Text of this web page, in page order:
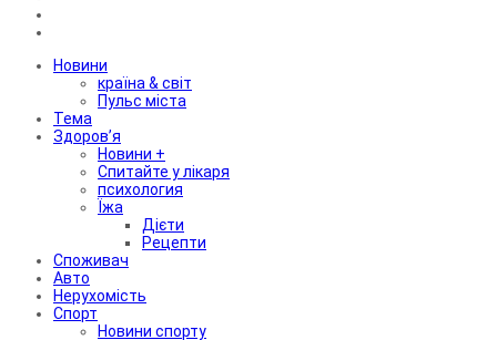
Новини
країна & світ
Пульс міста
Тема
Здоров’я
Новини +
Спитайте у лікаря
психология
Їжа
Дієти
Рецепти
Споживач
Авто
Нерухомість
Спорт
Новини спорту